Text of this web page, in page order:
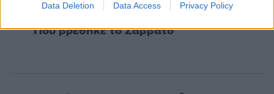
Data Deletion Data Access Privacy Policy
Στην Κρήτη ο Κυριάκος Μητσοτάκης,
Πού βρέθηκε το Σάββατο